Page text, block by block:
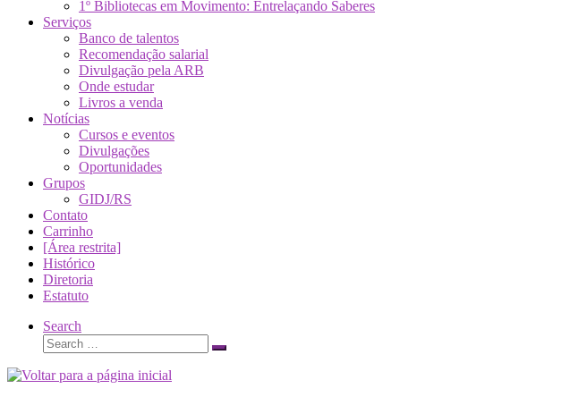
1º Bibliotecas em Movimento: Entrelaçando Saberes
Serviços
Banco de talentos
Recomendação salarial
Divulgação pela ARB
Onde estudar
Livros a venda
Notícias
Cursos e eventos
Divulgações
Oportunidades
Grupos
GIDJ/RS
Contato
Carrinho
[Área restrita]
Histórico
Diretoria
Estatuto
Search
Search
Search